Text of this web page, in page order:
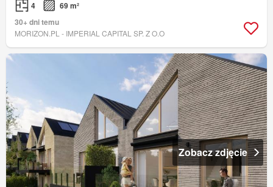
4
69 m²
30+ dni temu
MORIZON.PL - IMPERIAL CAPITAL SP. Z O.O
Zobacz zdjęcie